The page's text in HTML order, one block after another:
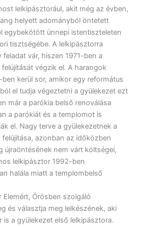
lelkipásztorául, akit még az évben,
helyett adományból öntetett
egybekötött ünnepi istentiszteleten
tisztségébe. A lelkipásztorra
vár, hiszen 1971-ben a
végzik el. A harangok
kerül sor, amikor egy református
el tudja végeztetni a gyülekezet ezt
már a parókia belső renoválása
a parókiát és a templomot is
el. Nagy terve a gyülekezetnek a
azonban az időközben
újraöntésének nem várt költségei,
lelkipásztor 1992-ben
halála miatt a templombelső
Elemért, Örösben szolgáló
és választja meg lelkészének, aki
is a gyülekezet első lelkipásztora.